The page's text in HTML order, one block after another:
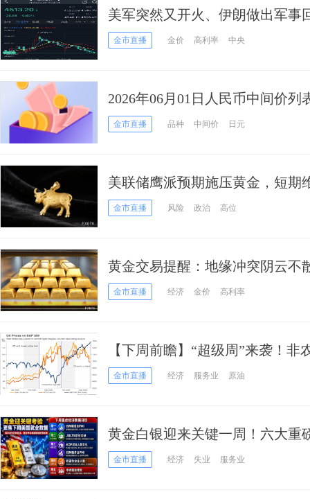
美军突然又开火、伊朗做出军事
价一度大跌近32美元 接下来如何
金市直播 金价 高利率 中央
2026年06月01日人民币中间价列
金市直播 品种 中间价 日元
美联储鹰派预期施压黄金，短期
金市直播 风险 政治 高位
黄金交易提醒：地缘冲突阴云不
度攀高？6月博弈大戏拉开帷幕
金市直播 经济 金价 高利率
【下周前瞻】“超级周”来袭！
齐聚，美元、黄金、日元谁将笑
金市直播 经济 服务业 原油
黄金白银迎来关键一周！六大重
非农决战如何左右金银命运？
金市直播 经济 失业 服务业